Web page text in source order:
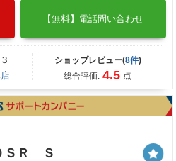
【無料】電話問い合わせ
ショップレビュー(8件)
総合評価: 4.5 点
ＳＲ Ｓ